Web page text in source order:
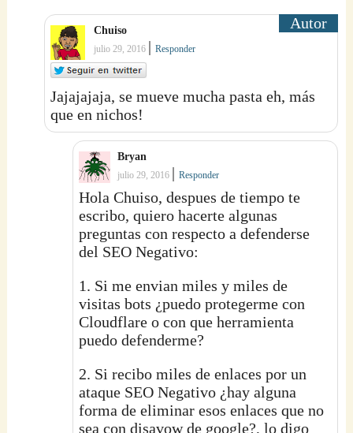
Chuiso
julio 29, 2016 |Responder
Jajajajaja, se mueve mucha pasta eh, más
que en nichos!
Bryan
julio 29, 2016 |Responder
Hola Chuiso, despues de tiempo te
escribo, quiero hacerte algunas
preguntas con respecto a defenderse
del SEO Negativo:
1. Si me envian miles y miles de
visitas bots ¿puedo protegerme con
Cloudflare o con que herramienta
puedo defenderme?
2. Si recibo miles de enlaces por un
ataque SEO Negativo ¿hay alguna
forma de eliminar esos enlaces que no
sea con disavow de google?, lo digo